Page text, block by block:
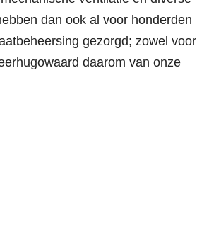
dan ook al voor honderden
gezorgd; zowel voor
daarom van onze